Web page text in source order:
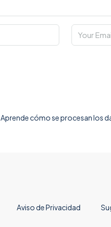
Aprende cómo se procesan los
Aviso de Privacidad